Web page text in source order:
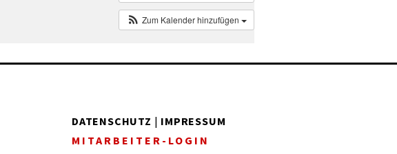
Zum Kalender hinzufügen
DATENSCHUTZ | IMPRESSUM
MITARBEITER-LOGIN